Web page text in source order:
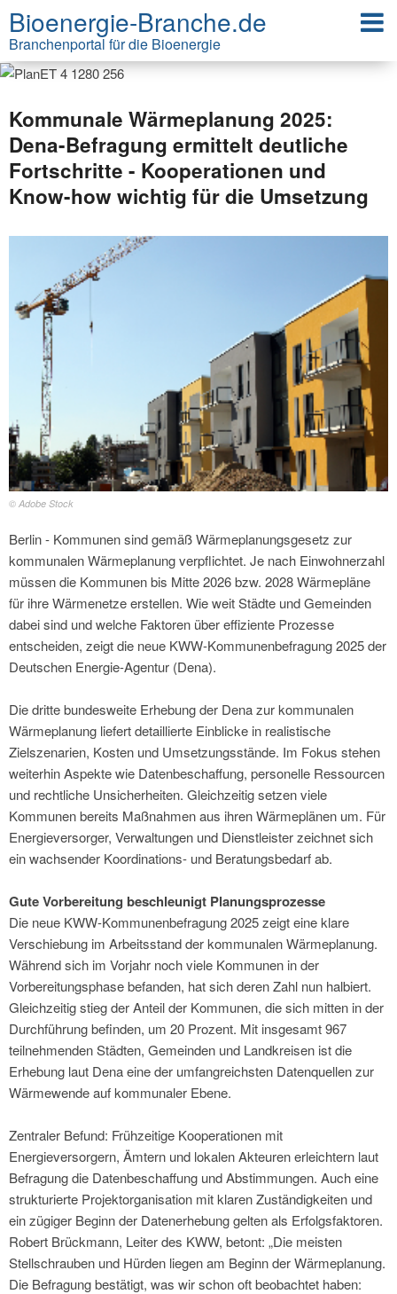
Bioenergie-Branche.de
Branchenportal für die Bioenergie
Kommunale Wärmeplanung 2025:
Dena-Befragung ermittelt deutliche
Fortschritte - Kooperationen und
Know-how wichtig für die Umsetzung
© Adobe Stock
Berlin - Kommunen sind gemäß Wärmeplanungsgesetz zur
kommunalen Wärmeplanung verpflichtet. Je nach Einwohnerzahl
müssen die Kommunen bis Mitte 2026 bzw. 2028 Wärmepläne
für ihre Wärmenetze erstellen. Wie weit Städte und Gemeinden
dabei sind und welche Faktoren über effiziente Prozesse
entscheiden, zeigt die neue KWW-Kommunenbefragung 2025 der
Deutschen Energie-Agentur (Dena).
Die dritte bundesweite Erhebung der Dena zur kommunalen
Wärmeplanung liefert detaillierte Einblicke in realistische
Zielszenarien, Kosten und Umsetzungsstände. Im Fokus stehen
weiterhin Aspekte wie Datenbeschaffung, personelle Ressourcen
und rechtliche Unsicherheiten. Gleichzeitig setzen viele
Kommunen bereits Maßnahmen aus ihren Wärmeplänen um. Für
Energieversorger, Verwaltungen und Dienstleister zeichnet sich
ein wachsender Koordinations- und Beratungsbedarf ab.
Gute Vorbereitung beschleunigt Planungsprozesse
Die neue KWW-Kommunenbefragung 2025 zeigt eine klare
Verschiebung im Arbeitsstand der kommunalen Wärmeplanung.
Während sich im Vorjahr noch viele Kommunen in der
Vorbereitungsphase befanden, hat sich deren Zahl nun halbiert.
Gleichzeitig stieg der Anteil der Kommunen, die sich mitten in der
Durchführung befinden, um 20 Prozent. Mit insgesamt 967
teilnehmenden Städten, Gemeinden und Landkreisen ist die
Erhebung laut Dena eine der umfangreichsten Datenquellen zur
Wärmewende auf kommunaler Ebene.
Zentraler Befund: Frühzeitige Kooperationen mit
Energieversorgern, Ämtern und lokalen Akteuren erleichtern laut
Befragung die Datenbeschaffung und Abstimmungen. Auch eine
strukturierte Projektorganisation mit klaren Zuständigkeiten und
ein zügiger Beginn der Datenerhebung gelten als Erfolgsfaktoren.
Robert Brückmann, Leiter des KWW, betont: „Die meisten
Stellschrauben und Hürden liegen am Beginn der Wärmeplanung.
Die Befragung bestätigt, was wir schon oft beobachtet haben: